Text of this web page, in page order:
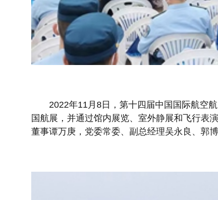
2022年11月8日，第十四届中国国际航空航
国航展，并通过馆内展览、室外静展和飞行表
董事谭万庚，党委常委、副总经理吴永良、郭